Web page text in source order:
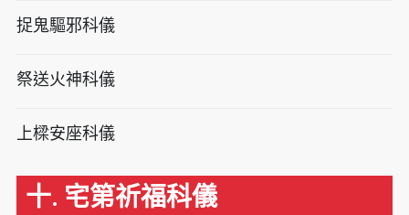
捉鬼驅邪科儀
祭送火神科儀
上樑安座科儀
十. 宅第祈福科儀